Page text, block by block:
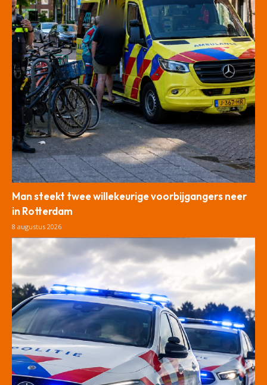
Man steekt twee willekeurige voorbijgangers neer
in Rotterdam
8 augustus 2026